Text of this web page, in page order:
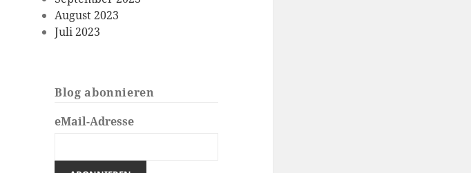
August 2023
Juli 2023
Blog abonnieren
eMail-Adresse